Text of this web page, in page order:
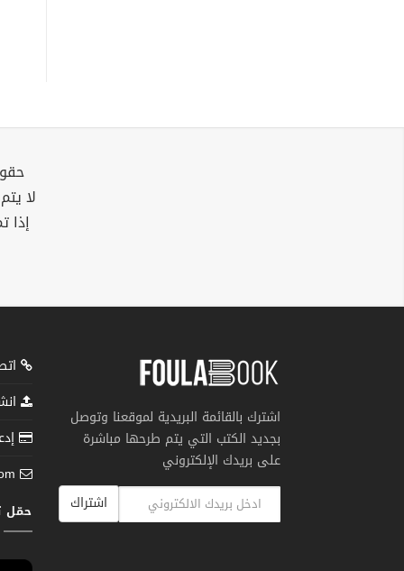
لا
إذا
اشترك بالقائمة البريدية لموقعنا وتوصل
بجديد الكتب التي يتم طرحها مباشرة
على بريدك الإلكتروني
اشتراك
حمّل